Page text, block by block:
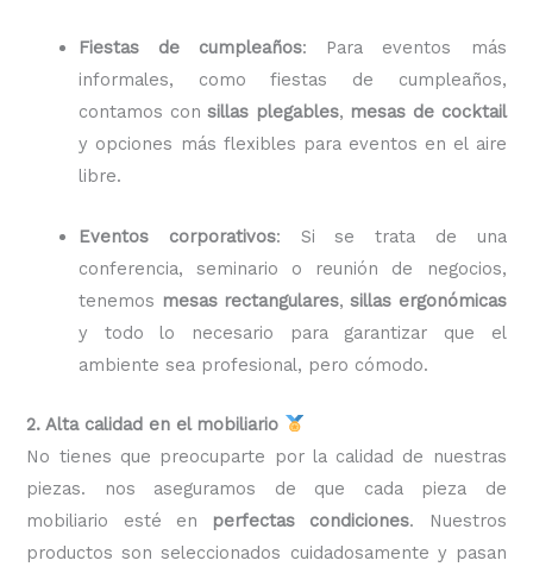
Fiestas de cumpleaños: Para eventos más
informales, como fiestas de cumpleaños,
contamos consillas plegables, mesas de cocktail
y opciones más flexibles para eventos en el aire
libre.
Eventos corporativos: Si se trata de una
conferencia, seminario o reunión de negocios,
tenemos mesas rectangulares,sillas ergonómicas
y todo lo necesario para garantizar que el
ambiente sea profesional, pero cómodo.
2. Alta calidad en el mobiliario
No tienes que preocuparte por la calidad de nuestras
piezas. nos aseguramos de que cada pieza de
mobiliario esté en
perfectas condiciones. Nuestros
productos son seleccionados cuidadosamente y pasan